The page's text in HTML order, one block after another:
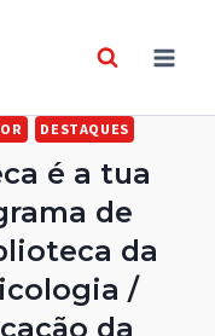
DESTAQUES
é a tua
de
da
/
da